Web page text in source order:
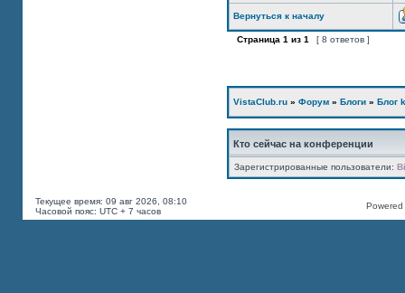
Вернуться к началу
Страница 1 из 1 [ 8 ответов ]
VistaClub.ru » Форум » Блоги » Блог
Кто сейчас на конференции
Зарегистрированные пользователи:
Текущее время: 09 авг 2026, 08:10
Часовой пояс: UTC + 7 часов